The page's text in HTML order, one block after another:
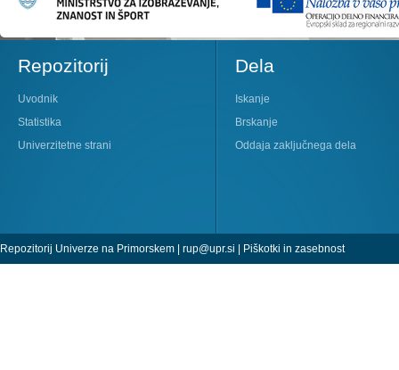
Repozitorij
Uvodnik
Statistika
Univerzitetne strani
Dela
Iskanje
Brskanje
Oddaja zaključnega dela
Repozitorij Univerze na Primorskem | rup@upr.si | Piškotki in zasebnost